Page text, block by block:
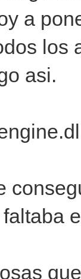
a
los
asi.